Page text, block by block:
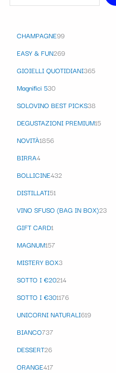
CHAMPAGNE99
EASY & FUN269
GIOIELLI QUOTIDIANI365
Magnifici 530
SOLOVINO BEST PICKS38
DEGUSTAZIONI PREMIUM15
NOVITÀ1856
BIRRA4
BOLLICINE432
DISTILLATI51
VINO SFUSO (BAG IN BOX)23
GIFT CARD1
MAGNUM157
MISTERY BOX3
SOTTO I €20214
SOTTO I €301176
UNICORNI NATURALI619
BIANCO737
DESSERT26
ORANGE417